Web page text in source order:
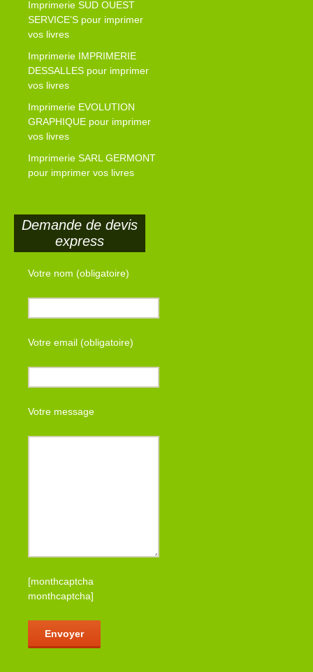
Imprimerie SUD OUEST
SERVICE’S pour imprimer
vos livres
Imprimerie IMPRIMERIE
DESSALLES pour imprimer
vos livres
Imprimerie EVOLUTION
GRAPHIQUE pour imprimer
vos livres
Imprimerie SARL GERMONT
pour imprimer vos livres
Demande de devis
express
Votre nom (obligatoire)
Votre email (obligatoire)
Votre message
[monthcaptcha
monthcaptcha]